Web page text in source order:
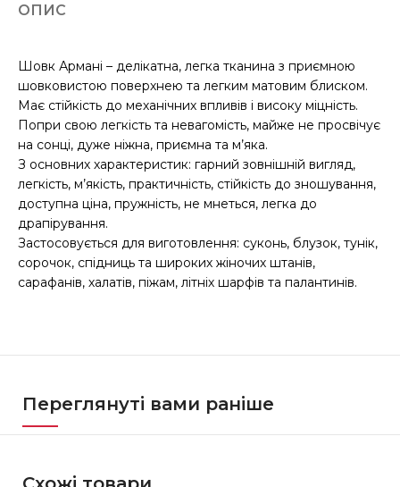
ОПИС
Шовк Армані – делікатна, легка тканина з приємною
шовковистою поверхнею та легким матовим блиском.
Має стійкість до механічних впливів і високу міцність.
Попри свою легкість та невагомість, майже не просвічує
на сонці, дуже ніжна, приємна та м’яка.
З основних характеристик: гарний зовнішній вигляд,
легкість, м’якість, практичність, стійкість до зношування,
доступна ціна, пружність, не мнеться, легка до
драпірування.
Застосовується для виготовлення: суконь, блузок, тунік,
сорочок, спідниць та широких жіночих штанів,
сарафанів, халатів, піжам, літніх шарфів та палантинів.
Переглянуті вами раніше